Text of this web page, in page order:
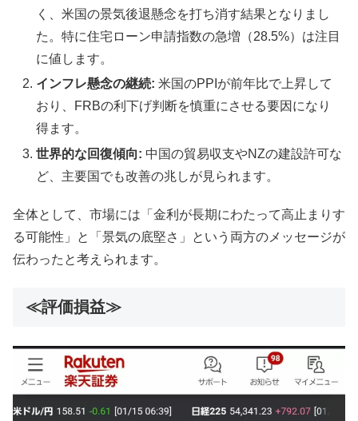
く、米国の景気後退懸念を打ち消す結果となりまし
た。特に住宅ローン申請指数の急増（28.5%）は注目
に値します。
インフレ懸念の継続: 米国のPPIが前年比で上昇して
おり、FRBの利下げ判断を慎重にさせる要因になり
得ます。
世界的な回復傾向: 中国の貿易収支やNZの建設許可な
ど、主要国でも改善の兆しが見られます。
全体として、市場には「金利が長期にわたって高止まりす
る可能性」と「景気の底堅さ」という両方のメッセージが
伝わったと考えられます。
≪評価損益≫